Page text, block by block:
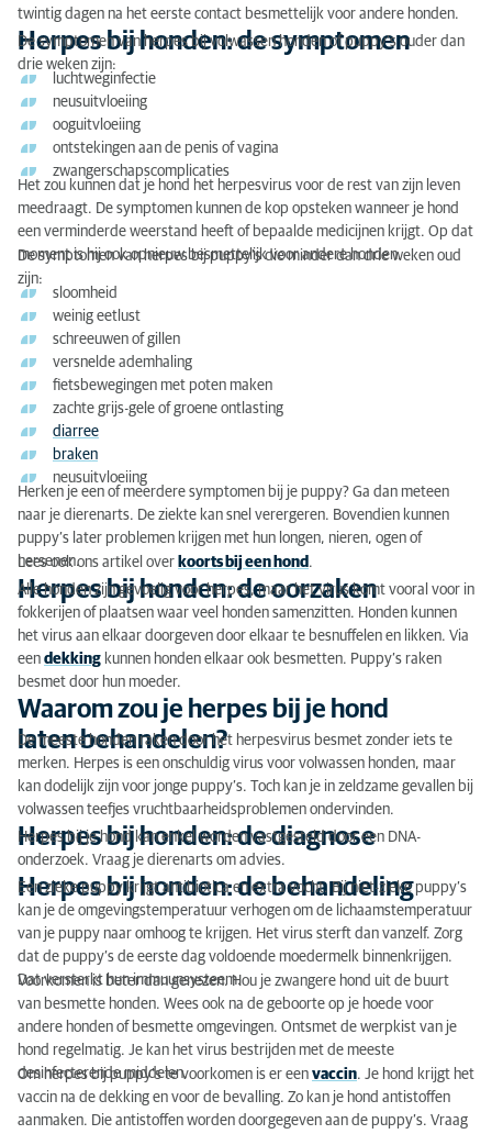
twintig dagen na het eerste contact besmettelijk voor andere honden.
Herpes bij honden: de symptomen
De symptomen van herpes bij volwassen honden of puppy’s ouder dan
drie weken zijn:
luchtweginfectie
neusuitvloeiing
ooguitvloeiing
ontstekingen aan de penis of vagina
zwangerschapscomplicaties
Het zou kunnen dat je hond het herpesvirus voor de rest van zijn leven
meedraagt. De symptomen kunnen de kop opsteken wanneer je hond
een verminderde weerstand heeft of bepaalde medicijnen krijgt. Op dat
moment is hij ook opnieuw besmettelijk voor andere honden.
De symptomen van herpes bij puppy’s die minder dan drie weken oud
zijn:
sloomheid
weinig eetlust
schreeuwen of gillen
versnelde ademhaling
fietsbewegingen met poten maken
zachte grijs-gele of groene ontlasting
diarree
braken
neusuitvloeiing
Herken je een of meerdere symptomen bij je puppy? Ga dan meteen
naar je dierenarts. De ziekte kan snel verergeren. Bovendien kunnen
puppy’s later problemen krijgen met hun longen, nieren, ogen of
hersenen.
Lees ook ons artikel over koorts bij een hond .
Herpes bij honden: de oorzaken
Alle honden zijn gevoelig voor herpes, maar het virus komt vooral voor in
fokkerijen of plaatsen waar veel honden samenzitten. Honden kunnen
het virus aan elkaar doorgeven door elkaar te besnuffelen en likken. Via
een dekking kunnen honden elkaar ook besmetten. Puppy’s raken
besmet door hun moeder.
Waarom zou je herpes bij je hond
laten behandelen?
De meeste honden raken door het herpesvirus besmet zonder iets te
merken. Herpes is een onschuldig virus voor volwassen honden, maar
kan dodelijk zijn voor jonge puppy’s. Toch kan je in zeldzame gevallen bij
volwassen teefjes vruchtbaarheidsproblemen ondervinden.
Herpes bij honden: de diagnose
Herpes bij je hond kan enkel worden vastgesteld door een DNA-
onderzoek. Vraag je dierenarts om advies.
Herpes bij honden: de behandeling
Een zieke puppy krijgt antibiotica en extra vocht. Bij niet-zieke puppy’s
kan je de omgevingstemperatuur verhogen om de lichaamstemperatuur
van je puppy naar omhoog te krijgen. Het virus sterft dan vanzelf. Zorg
dat de puppy’s de eerste dag voldoende moedermelk binnenkrijgen.
Dat versterkt hun immuunsysteem.
Voorkomen is beter dan genezen. Hou je zwangere hond uit de buurt
van besmette honden. Wees ook na de geboorte op je hoede voor
andere honden of besmette omgevingen. Ontsmet de werpkist van je
hond regelmatig. Je kan het virus bestrijden met de meeste
desinfecterende middelen.
Om herpes bij puppy’s te voorkomen is er een vaccin. Je hond krijgt het
vaccin na de dekking en voor de bevalling. Zo kan je hond antistoffen
aanmaken. Die antistoffen worden doorgegeven aan de puppy’s. Vraag